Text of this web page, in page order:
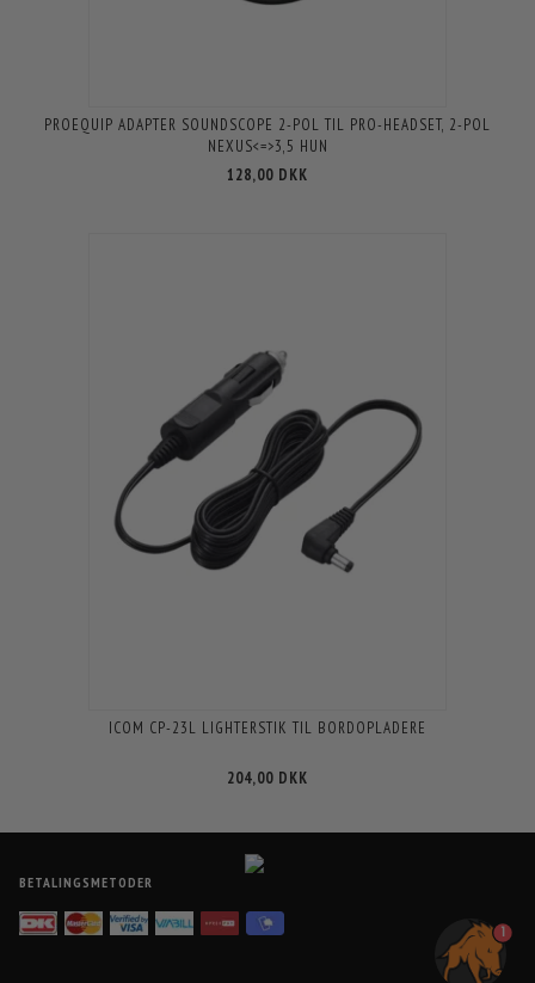
PROEQUIP ADAPTER SOUNDSCOPE 2-POL TIL PRO-HEADSET, 2-POL
NEXUS<=>3,5 HUN
128,00 DKK
ICOM CP-23L LIGHTERSTIK TIL BORDOPLADERE
204,00 DKK
BETALINGSMETODER
1